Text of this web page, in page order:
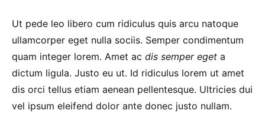
Ut pede leo libero cum ridiculus quis arcu natoque
ullamcorper eget nulla sociis. Semper condimentum
quam integer lorem. Amet ac dis semper eget a
dictum ligula. Justo eu ut. Id ridiculus lorem ut amet
dis orci tellus etiam aenean pellentesque. Ultricies dui
vel ipsum eleifend dolor ante donec justo nullam.